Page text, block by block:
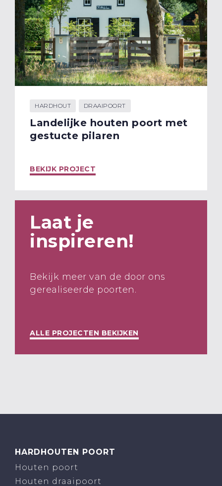
HARDHOUT DRAAIPOORT
Landelijke houten poort met
gestucte pilaren
BEKIJK PROJECT
Laat je
inspireren!
Bekijk meer van de door ons
gerealiseerde poorten.
ALLE PROJECTEN BEKIJKEN
HARDHOUTEN POORT
Houten poort
Houten draaipoort